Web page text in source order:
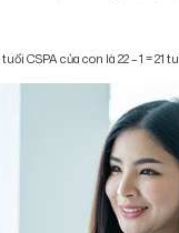
CSPA của con là 22 – 1 =